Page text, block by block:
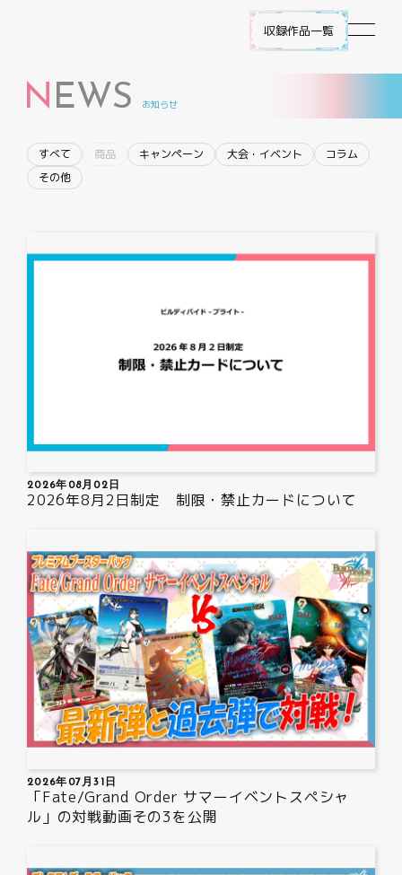
収録作品一覧
作品ラインナップ
NEWS
FAQ
商品情報
カード検索・デッキ構築
デッキ検索
大会・イベント
おすすめデッキ
取扱店舗一覧
動画
N EWS お知らせ
すべて 商品 キャンペーン 大会・イベント
コラム
その他
2026年08月02日
2026年8月2日制定 制限・禁止カードについて
2026年07月31日
「Fate/Grand Order サマーイベントスペシャ
ル」の対戦動画その3を公開